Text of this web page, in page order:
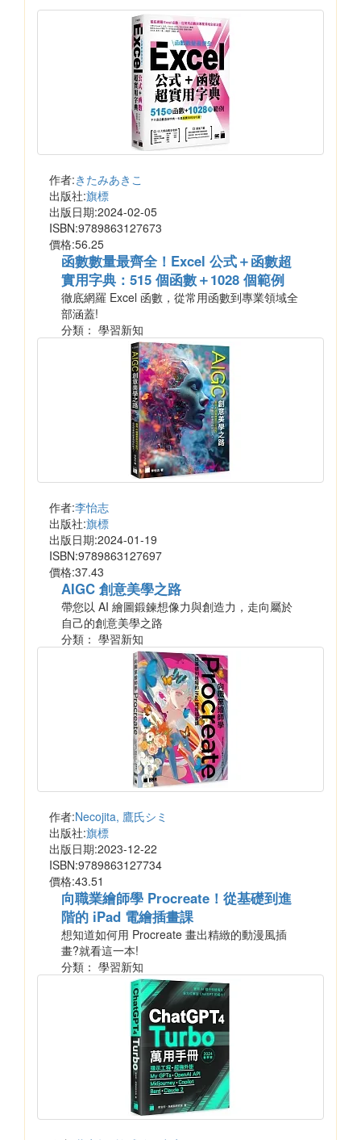
作者:きたみあきこ
出版社:旗標
出版日期:2024-02-05
ISBN:9789863127673
價格:56.25
函數數量最齊全！Excel 公式＋函數超
實用字典：515 個函數＋1028 個範例
徹底網羅 Excel 函數，從常用函數到專業領域全
部涵蓋!
分類： 學習新知
作者:李怡志
出版社:旗標
出版日期:2024-01-19
ISBN:9789863127697
價格:37.43
AIGC 創意美學之路
帶您以 AI 繪圖鍛鍊想像力與創造力，走向屬於
自己的創意美學之路
分類： 學習新知
作者:Necojita, 鷹氏シミ
出版社:旗標
出版日期:2023-12-22
ISBN:9789863127734
價格:43.51
向職業繪師學 Procreate！從基礎到進
階的 iPad 電繪插畫課
想知道如何用 Procreate 畫出精緻的動漫風插
畫?就看這一本!
分類： 學習新知